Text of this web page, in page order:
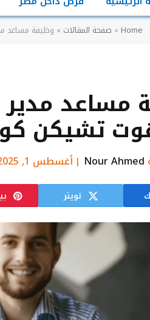
Home
» صفحة المقالات » وظيفة مساعد
مساعد مدير
تشيكن
Nour Ahmed أغسطس 1, 2025
تويتر